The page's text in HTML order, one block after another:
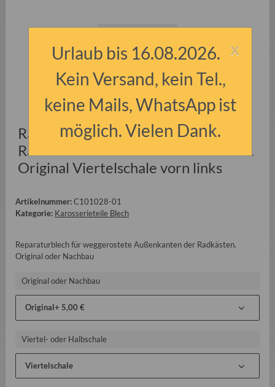
Radschale bzw.
RadkastenschaleTrabant 601 und 1.1
Original Viertelschale vorn links
Artikelnummer:C101028-01
Kategorie: Karosserieteile Blech
Reparaturblech für weggerostete Außenkanten der Radkästen.
Original oder Nachbau
Original oder Nachbau
Original+ 5,00 €
Viertel- oder Halbschale
Viertelschale
x
Urlaub bis 16.08.2026.
Kein Versand, kein Tel.,
keine Mails, WhatsApp ist
möglich. Vielen Dank.